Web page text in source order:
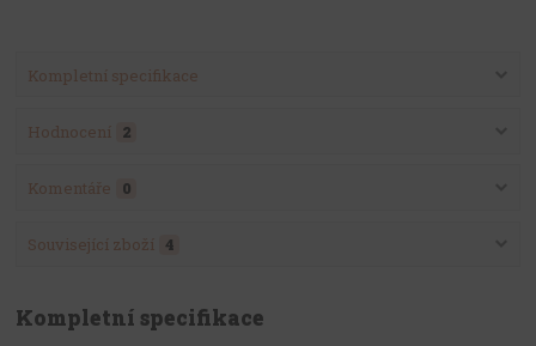
Kompletní specifikace
Hodnocení 2
Komentáře 0
Související zboží 4
Kompletní specifikace